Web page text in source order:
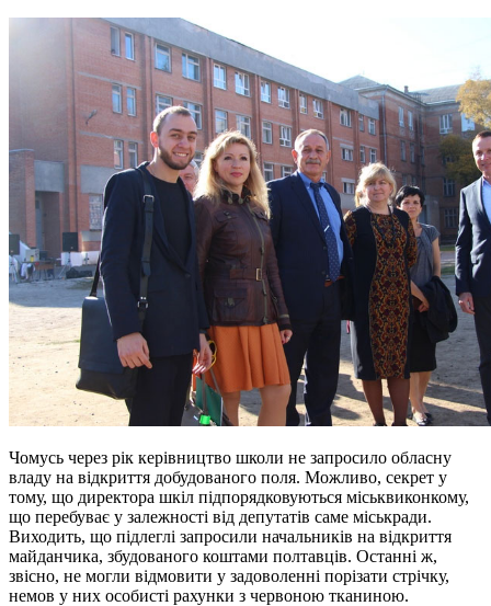
Чомусь через рік керівництво школи не запросило обласну
владу на відкриття добудованого поля. Можливо, секрет у
тому, що директора шкіл підпорядковуються міськвиконкому,
що перебуває у залежності від депутатів саме міськради.
Виходить, що підлеглі запросили начальників на відкриття
майданчика, збудованого коштами полтавців. Останні ж,
звісно, не могли відмовити у задоволенні порізати стрічку,
немов у них особисті рахунки з червоною тканиною.